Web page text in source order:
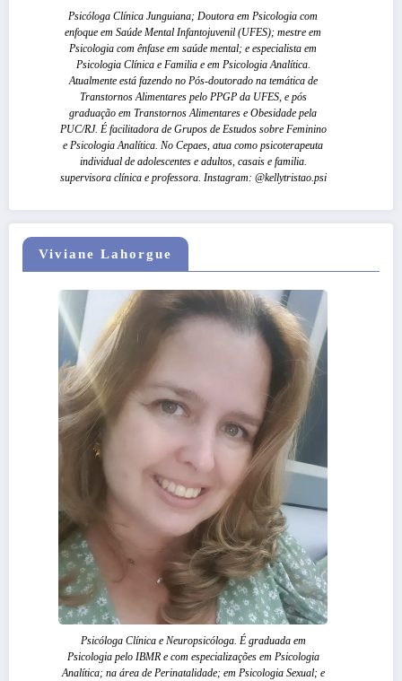
Psicóloga Clínica Junguiana; Doutora em Psicologia com
enfoque em Saúde Mental Infantojuvenil (UFES); mestre em
Psicologia com ênfase em saúde mental; e especialista em
Psicologia Clínica e Familia e em Psicologia Analítica.
Atualmente está fazendo no Pós-doutorado na temática de
Transtornos Alimentares pelo PPGP da UFES, e pós
graduação em Transtornos Alimentares e Obesidade pela
PUC/RJ. É facilitadora de Grupos de Estudos sobre Feminino
e Psicologia Analítica. No Cepaes, atua como psicoterapeuta
individual de adolescentes e adultos, casais e familia.
supervisora clínica e professora. Instagram: @kellytristao.psi
Viviane Lahorgue
Psicóloga Clínica e Neuropsicóloga. É graduada em
Psicologia pelo IBMR e com especializações em Psicologia
Analítica; na área de Perinatalidade; em Psicologia Sexual; e